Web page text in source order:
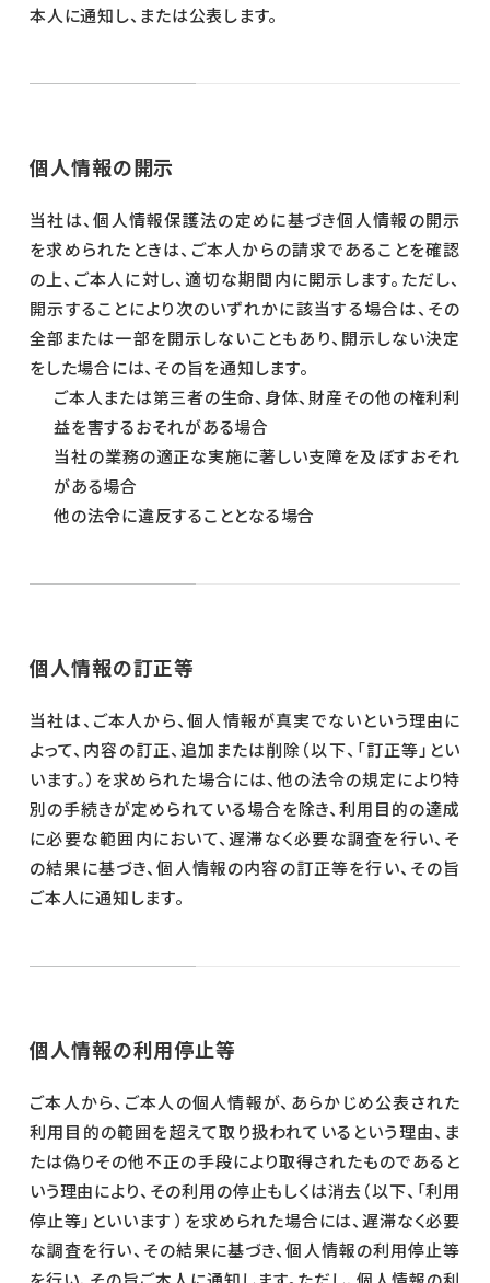
本人に通知し、または公表します。
個人情報の開示
当社は、個人情報保護法の定めに基づき個人情報の開示
を求められたときは、ご本人からの請求であることを確認
の上、ご本人に対し、適切な期間内に開示します。ただし、
開示することにより次のいずれかに該当する場合は、その
全部または一部を開示しないこともあり、開示しない決定
をした場合には、その旨を通知します。
ご本人または第三者の生命、身体、財産その他の権利利
益を害するおそれがある場合
当社の業務の適正な実施に著しい支障を及ぼすおそれ
がある場合
他の法令に違反することとなる場合
個人情報の訂正等
当社は、ご本人から、個人情報が真実でないという理由に
よって、内容の訂正、追加または削除（以下、「訂正等」とい
います。）を求められた場合には、他の法令の規定により特
別の手続きが定められている場合を除き、利用目的の達成
に必要な範囲内において、遅滞なく必要な調査を行い、そ
の結果に基づき、個人情報の内容の訂正等を行い、その旨
ご本人に通知します。
個人情報の利用停止等
ご本人から、ご本人の個人情報が、あらかじめ公表された
利用目的の範囲を超えて取り扱われているという理由、ま
たは偽りその他不正の手段により取得されたものであると
いう理由により、その利用の停止もしくは消去（以下、「利用
停止等」といいます ）を求められた場合には、遅滞なく必要
な調査を行い、その結果に基づき、個人情報の利用停止等